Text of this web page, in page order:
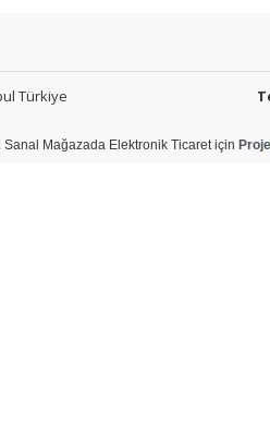
Türkiye
Sanal Mağazada Elektronik Ticaretiçin Proje